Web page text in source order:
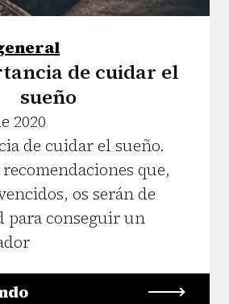
de cuidar el
sueño
2020
de cuidar el sueño.
que,
os serán de
para conseguir un